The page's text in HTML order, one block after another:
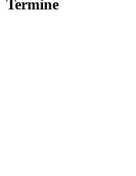
Termine